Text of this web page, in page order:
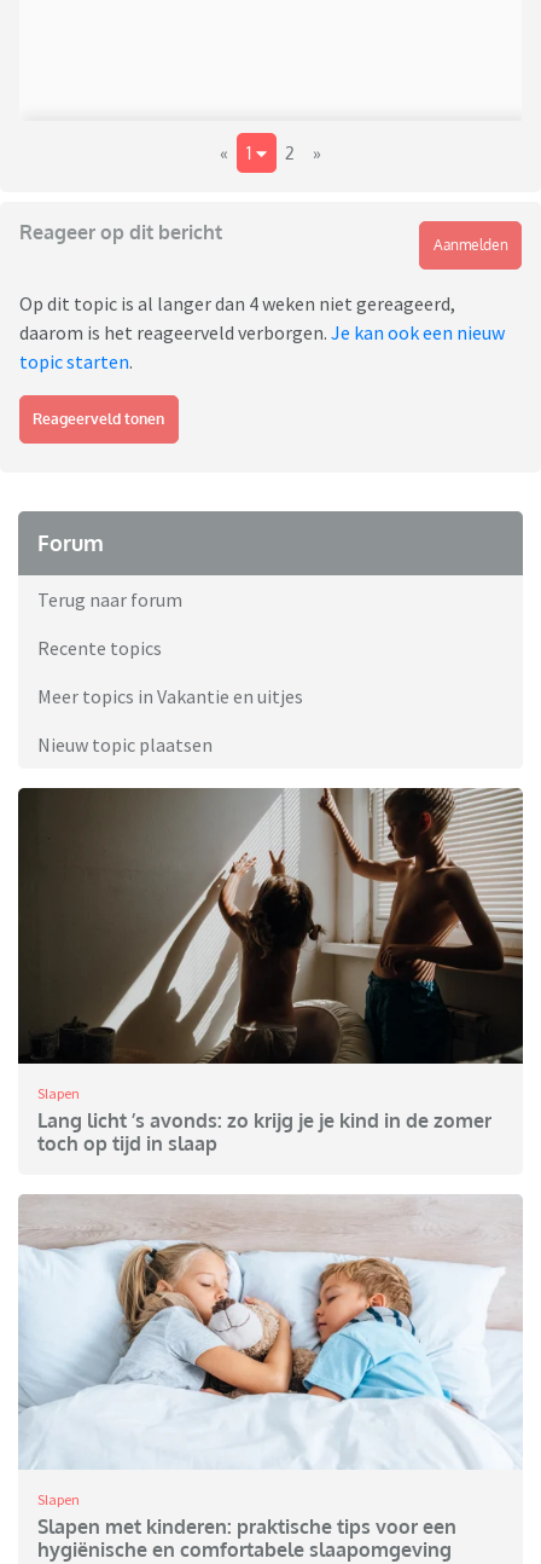
« 1 2 »
Reageer op dit bericht
Aanmelden
Op dit topic is al langer dan 4 weken niet gereageerd,
daarom is het reageerveld verborgen. Je kan ook een nieuw
topic starten.
Reageerveld tonen
Forum
Terug naar forum
Recente topics
Meer topics in Vakantie en uitjes
Nieuw topic plaatsen
Slapen
Lang licht ’s avonds: zo krijg je je kind in de zomer
toch op tijd in slaap
Slapen
Slapen met kinderen: praktische tips voor een
hygiënische en comfortabele slaapomgeving